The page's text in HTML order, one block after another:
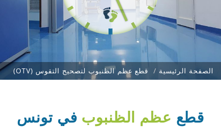
الصفحة الرئيسية قطع عظم الظنبوب لتصحيح التقوس (OTV)
قطع عظم الظنبوب في تونس